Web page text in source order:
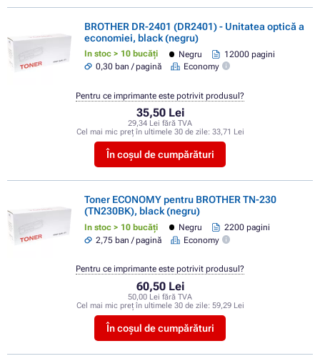
BROTHER DR-2401 (DR2401) - Unitatea optică a
economiei, black (negru)
In stoc > 10 bucăți Negru
12000 pagini
0,30 ban / pagină
Economy
35,50 Lei
29,34 Lei fără TVA
Cel mai mic preț în ultimele 30 de zile: 33,71 Lei
În coșul de cumpărături
Pentru ce imprimante este potrivit produsul?
Toner ECONOMY pentru BROTHER TN-230
(TN230BK), black (negru)
In stoc > 10 bucăți Negru
2200 pagini
2,75 ban / pagină
Economy
60,50 Lei
50,00 Lei fără TVA
Cel mai mic preț în ultimele 30 de zile: 59,29 Lei
În coșul de cumpărături
Pentru ce imprimante este potrivit produsul?